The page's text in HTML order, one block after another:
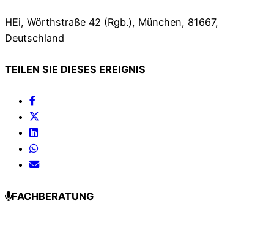
HEi, Wörthstraße 42 (Rgb.), München, 81667,
Deutschland
TEILEN SIE DIESES EREIGNIS
FACHBERATUNG